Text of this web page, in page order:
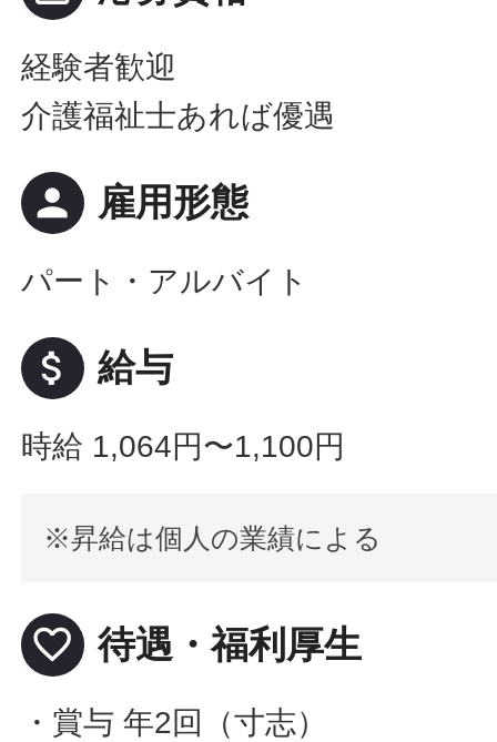
経験者歓迎
介護福祉士あれば優遇
person 雇用形態
パート・アルバイト
attach_money 給与
時給 1,064円〜1,100円
※昇給は個人の業績による
favorite_border 待遇・福利厚生
・賞与 年2回（寸志）